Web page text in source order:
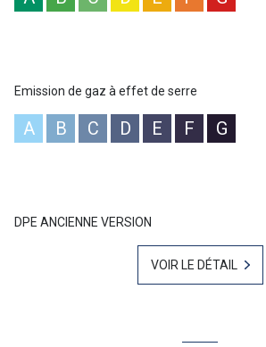
Emission de gaz à effet de serre
A B C D E F G
DPE ANCIENNE VERSION
VOIR LE DÉTAIL